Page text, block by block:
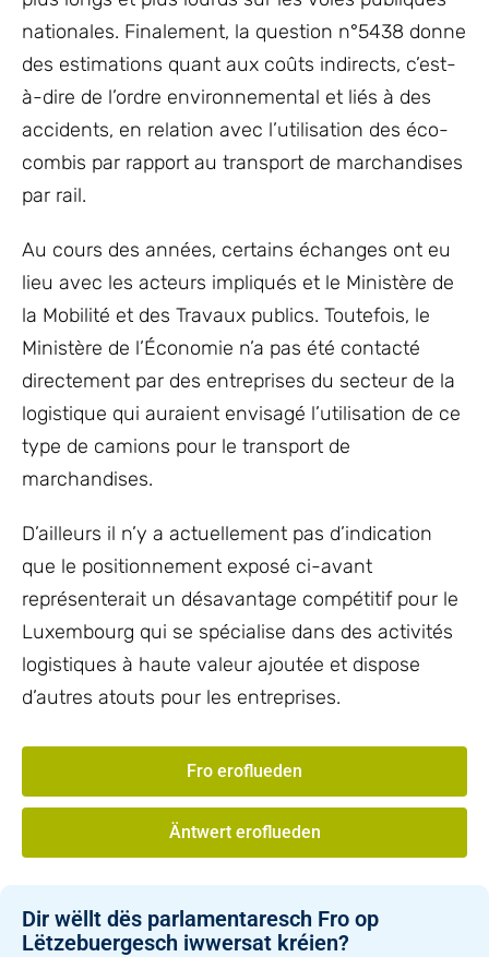
nationales. Finalement, la question n°5438 donne
des estimations quant aux coûts indirects, c’est-
à-dire de l’ordre environnemental et liés à des
accidents, en relation avec l’utilisation des éco-
combis par rapport au transport de marchandises
par rail.
Au cours des années, certains échanges ont eu
lieu avec les acteurs impliqués et le Ministère de
la Mobilité et des Travaux publics. Toutefois, le
Ministère de l’Économie n’a pas été contacté
directement par des entreprises du secteur de la
logistique qui auraient envisagé l’utilisation de ce
type de camions pour le transport de
marchandises.
D’ailleurs il n’y a actuellement pas d’indication
que le positionnement exposé ci-avant
représenterait un désavantage compétitif pour le
Luxembourg qui se spécialise dans des activités
logistiques à haute valeur ajoutée et dispose
d’autres atouts pour les entreprises.
Fro eroflueden
Äntwert eroflueden
Dir wëllt dës parlamentaresch Fro op
Lëtzebuergesch iwwersat kréien?